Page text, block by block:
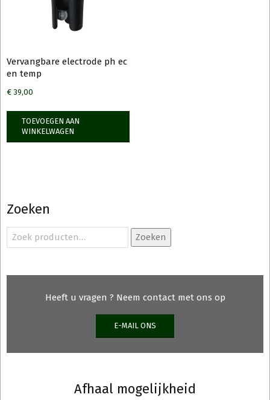
Vervangbare electrode ph ec
en temp
€ 39,00
TOEVOEGEN AAN
WINKELWAGEN
Zoeken
Zoeken
naar:
Zoeken
Heeft u vragen ? Neem contact met ons op
E-MAIL ONS
Afhaal mogelijkheid